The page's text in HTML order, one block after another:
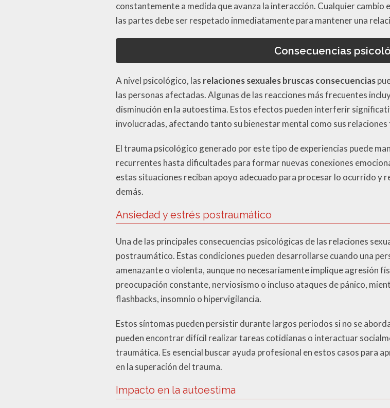
constantemente a medida que avanza la interacción. Cualquier cambio
las partes debe ser respetado inmediatamente para mantener una
Consecuencias
A nivel psicológico, las relaciones sexuales bruscas consecuencias
las personas afectadas. Algunas de las reacciones más frecuentes
disminución en la autoestima. Estos efectos pueden interferir
involucradas, afectando tanto su bienestar mental como sus
El trauma psicológico generado por este tipo de experiencias puede
recurrentes hasta dificultades para formar nuevas conexiones
estas situaciones reciban apoyo adecuado para procesar lo ocurrido y
demás.
Ansiedad y estrés postraumático
Una de las principales consecuencias psicológicas de las relaciones
postraumático. Estas condiciones pueden desarrollarse cuando una
amenazante o violenta, aunque no necesariamente implique agresión
preocupación constante, nerviosismo o incluso ataques de pánico,
flashbacks, insomnio o hipervigilancia.
Estos síntomas pueden persistir durante largos periodos si no se
pueden encontrar difícil realizar tareas cotidianas o interactuar
traumática. Es esencial buscar ayuda profesional en estos casos para
en la superación del trauma.
Impacto en la autoestima